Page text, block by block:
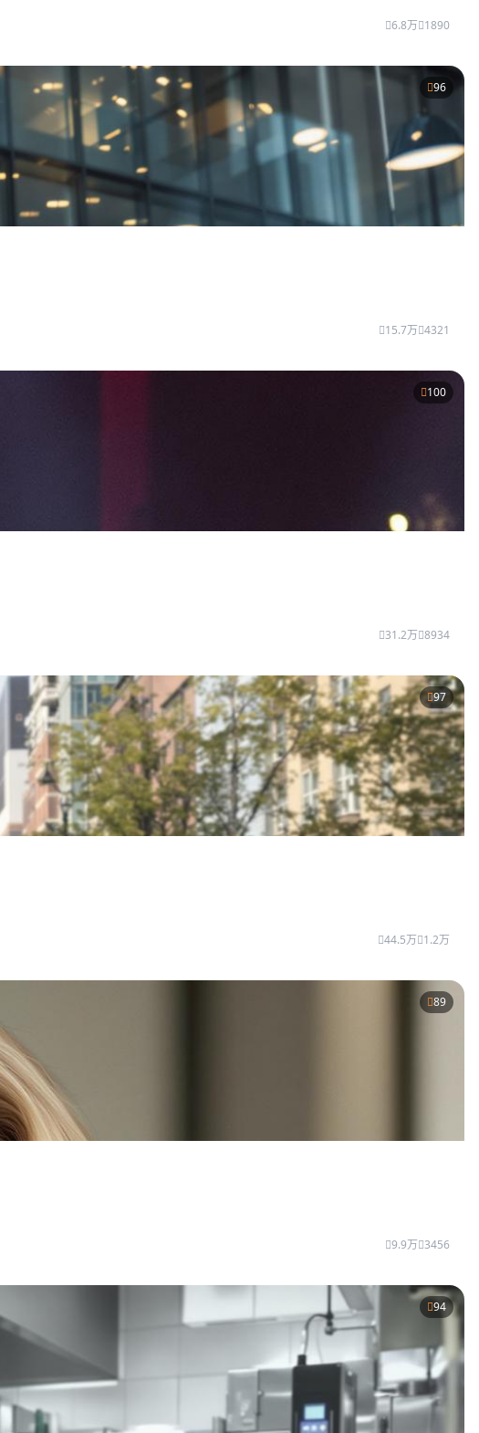
6.8万 1890
96
15.7万 4321
100
31.2万 8934
97
44.5万 1.2万
89
9.9万 3456
94